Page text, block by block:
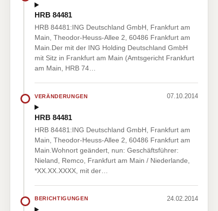
HRB 84481
HRB 84481:ING Deutschland GmbH, Frankfurt am
Main, Theodor-Heuss-Allee 2, 60486 Frankfurt am
Main.Der mit der ING Holding Deutschland GmbH
mit Sitz in Frankfurt am Main (Amtsgericht Frankfurt
am Main, HRB 74…
VERÄNDERUNGEN 07.10.2014
HRB 84481
HRB 84481:ING Deutschland GmbH, Frankfurt am
Main, Theodor-Heuss-Allee 2, 60486 Frankfurt am
Main.Wohnort geändert, nun: Geschäftsführer:
Nieland, Remco, Frankfurt am Main / Niederlande,
*XX.XX.XXXX, mit der…
BERICHTIGUNGEN 24.02.2014